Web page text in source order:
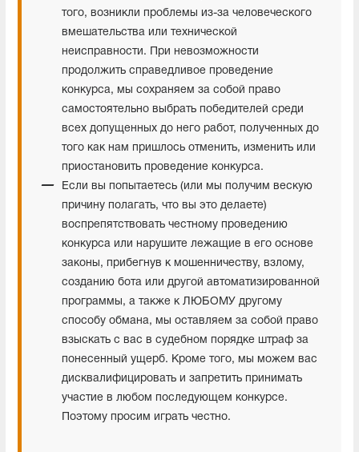
того, возникли проблемы из-за человеческого
вмешательства или технической
неисправности. При невозможности
продолжить справедливое проведение
конкурса, мы сохраняем за собой право
самостоятельно выбрать победителей среди
всех допущенных до него работ, полученных до
того как нам пришлось отменить, изменить или
приостановить проведение конкурса.
Если вы попытаетесь (или мы получим вескую
причину полагать, что вы это делаете)
воспрепятствовать честному проведению
конкурса или нарушите лежащие в его основе
законы, прибегнув к мошенничеству, взлому,
созданию бота или другой автоматизированной
программы, а также к ЛЮБОМУ другому
способу обмана, мы оставляем за собой право
взыскать с вас в судебном порядке штраф за
понесенный ущерб. Кроме того, мы можем вас
дисквалифицировать и запретить принимать
участие в любом последующем конкурсе.
Поэтому просим играть честно.